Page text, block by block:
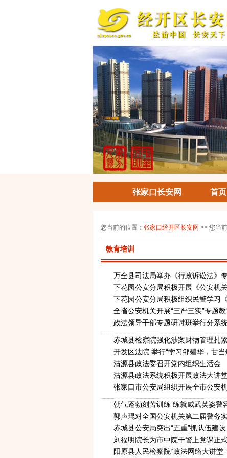
张家口长安网 首页
您当前的位置： 张家口经开区长安网 >> 您当
教育培训
万全县司法局举办《行政诉讼法》
下花园公安分局积极开展《公安机
下花园公安分局积极组织民警学习
全省公安机关开展“三严三实”专题
政法领导干部专题研讨班举行分系
赤城县检察院强化涉案财物管理扎
开发区法院 举行“学习邹碧华，甘
沽源县政法委召开党内组织生活会
沽源县政法系统积极开展政法大讲
张家口市公安局组织开展全市公安
朝气蓬勃刻苦训练 练就威武英姿警
郭声琨对全国公安机关第二届警务
赤城县公安局突出“五重”抓队伍建设
刘福明院长为市中院干警上党课正
阳原县人民检察院“政法网络大讲